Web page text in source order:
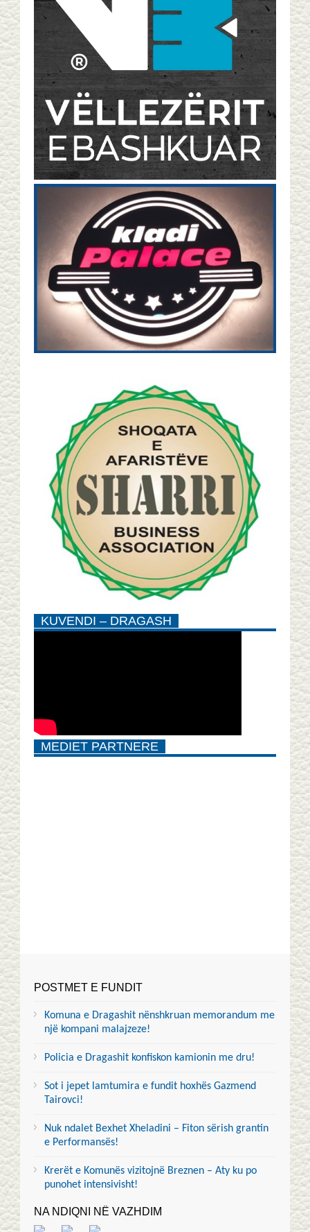
KUVENDI – DRAGASH
MEDIET PARTNERE
POSTMET E FUNDIT
Komuna e Dragashit nënshkruan memorandum me
një kompani malajzeze!
Policia e Dragashit konfiskon kamionin me dru!
Sot i jepet lamtumira e fundit hoxhës Gazmend
Tairovci!
Nuk ndalet Bexhet Xheladini – Fiton sërish grantin
e Performansës!
Krerët e Komunës vizitojnë Breznen – Aty ku po
punohet intensivisht!
NA NDIQNI NË VAZHDIM